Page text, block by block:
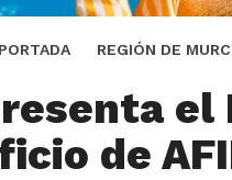
PORTADA REGIÓN DE
de
el
de